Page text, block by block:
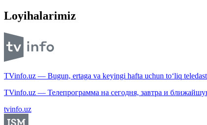
Loyihalarimiz
TVinfo.uz — Bugun, ertaga va keyingi hafta uchun to‘liq
TVinfo.uz — Телепрограмма на сегодня, завтра и
tvinfo.uz